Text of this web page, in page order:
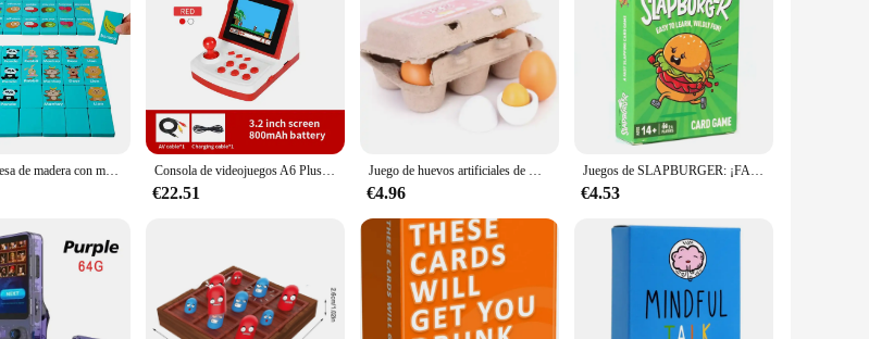
Juego de mesa de madera con memoria para niños, juego de Mahjong, juegos familiares, frutas, animales, dibujos animados, rompecabezas educativo temprano, juguete Consola de videojuegos A6 Plus Mini Arcade, consola de juegos retro portátil de 3,5 pulgadas, compatible con FC, pantalla de TV integrada, regalo para niños, 600
€22.51
Juego de huevos artificiales de madera para niños, juguete de manualidades, casa de madera, cocina, Educación Temprana, comida, 3/6 piezas
€4.96
Juegos de SLAPBURGER: ¡FASY PARA APERAR, EVILDLY FUN! JUEGO DE TARJETAS
€4.53